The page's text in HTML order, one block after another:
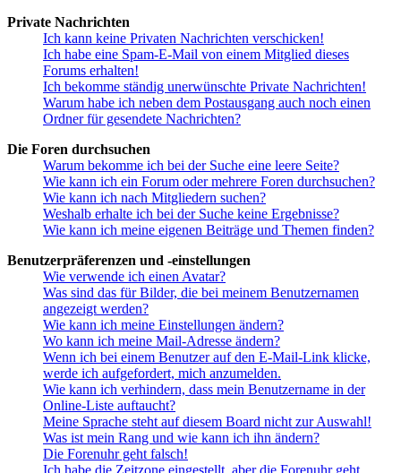
Private Nachrichten
Ich kann keine Privaten Nachrichten verschicken!
Ich habe eine Spam-E-Mail von einem Mitglied dieses
Forums erhalten!
Ich bekomme ständig unerwünschte Private Nachrichten!
Warum habe ich neben dem Postausgang auch noch einen
Ordner für gesendete Nachrichten?
Die Foren durchsuchen
Warum bekomme ich bei der Suche eine leere Seite?
Wie kann ich ein Forum oder mehrere Foren durchsuchen?
Wie kann ich nach Mitgliedern suchen?
Weshalb erhalte ich bei der Suche keine Ergebnisse?
Wie kann ich meine eigenen Beiträge und Themen finden?
Benutzerpräferenzen und -einstellungen
Wie verwende ich einen Avatar?
Was sind das für Bilder, die bei meinem Benutzernamen
angezeigt werden?
Wie kann ich meine Einstellungen ändern?
Wo kann ich meine Mail-Adresse ändern?
Wenn ich bei einem Benutzer auf den E-Mail-Link klicke,
werde ich aufgefordert, mich anzumelden.
Wie kann ich verhindern, dass mein Benutzername in der
Online-Liste auftaucht?
Meine Sprache steht auf diesem Board nicht zur Auswahl!
Was ist mein Rang und wie kann ich ihn ändern?
Die Forenuhr geht falsch!
Ich habe die Zeitzone eingestellt, aber die Forenuhr geht